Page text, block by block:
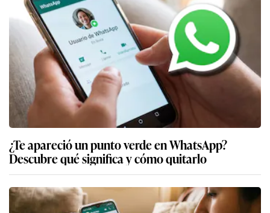
¿Te apareció un punto verde en WhatsApp?
Descubre qué significa y cómo quitarlo